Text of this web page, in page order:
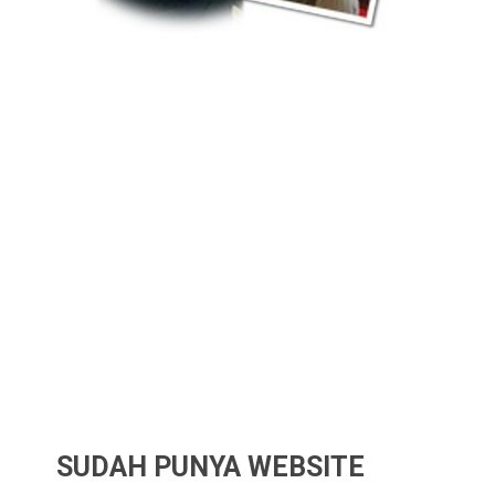
SUDAH PUNYA WEBSITE